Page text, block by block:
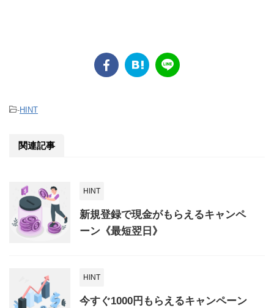
-HINT
関連記事
HINT
新規登録で現金がもらえるキャンペ
ーン《最短翌日》
HINT
今すぐ1000円もらえるキャンペーン